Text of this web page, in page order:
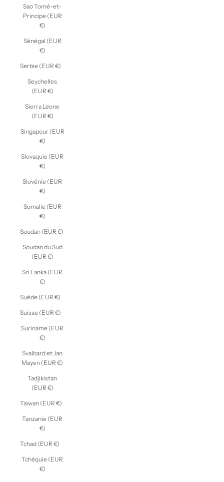
Sao Tomé-et-
Principe (EUR
€)
Sénégal (EUR
€)
Serbie (EUR €)
Seychelles
(EUR €)
Sierra Leone
(EUR €)
Singapour (EUR
€)
Slovaquie (EUR
€)
Slovénie (EUR
€)
Somalie (EUR
€)
Soudan (EUR €)
Soudan du Sud
(EUR €)
Sri Lanka (EUR
€)
Suède (EUR €)
Suisse (EUR €)
Suriname (EUR
€)
Svalbard et Jan
Mayen (EUR €)
Tadjikistan
(EUR €)
Taïwan (EUR €)
Tanzanie (EUR
€)
Tchad (EUR €)
Tchéquie (EUR
€)